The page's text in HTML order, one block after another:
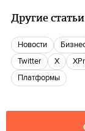
Другие
новости
Twitter
X
платформы